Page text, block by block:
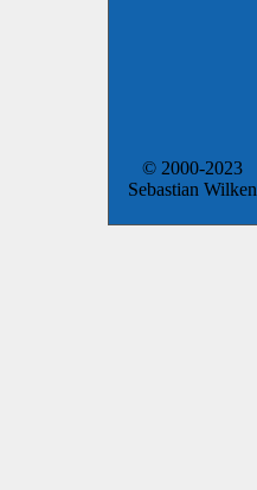
© 2000-2023
Sebastian Wilken